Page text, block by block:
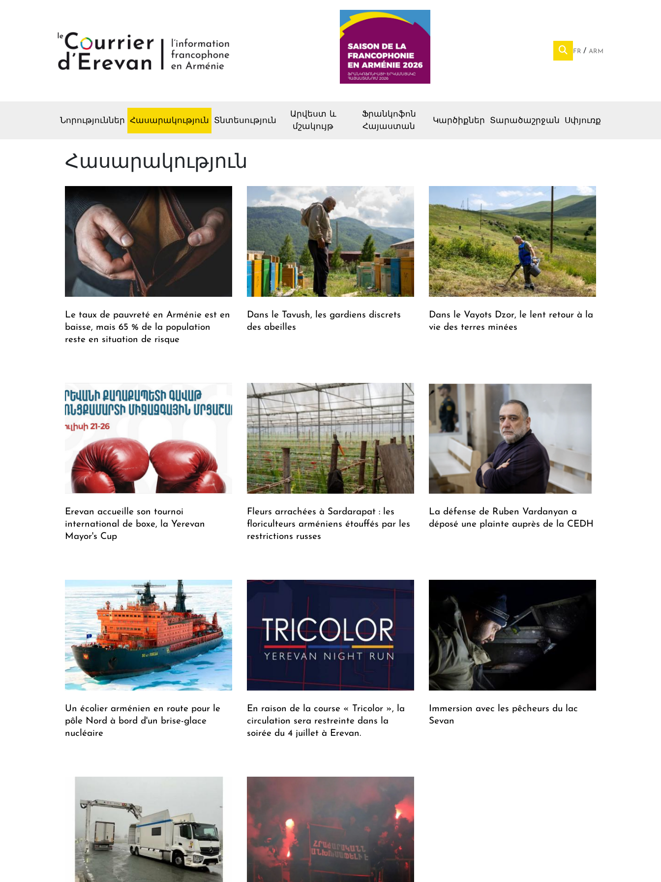
FR ARM
Նորություններ Հասարակություն Տնտեսություն
Արվեստ և
մշակույթ
Ֆրանկոֆոն
Հայաստան
Կարծիքներ Տարածաշրջան Սփյուռք
Հասարակություն
Le taux de pauvreté en Arménie est en
baisse, mais 65 % de la population
reste en situation de risque
Dans le Tavush, les gardiens discrets
des abeilles
Dans le Vayots Dzor, le lent retour à la
vie des terres minées
Erevan accueille son tournoi
international de boxe, la Yerevan
Mayor's Cup
Fleurs arrachées à Sardarapat : les
floriculteurs arméniens étouffés par les
restrictions russes
La défense de Ruben Vardanyan a
déposé une plainte auprès de la CEDH
Un écolier arménien en route pour le
pôle Nord à bord d'un brise-glace
nucléaire
En raison de la course « Tricolor », la
circulation sera restreinte dans la
soirée du 4 juillet à Erevan.
Immersion avec les pêcheurs du lac
Sevan